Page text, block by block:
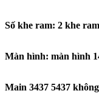
Số khe ram: 2 khe
Màn hình: màn hình
Main 3437 5437